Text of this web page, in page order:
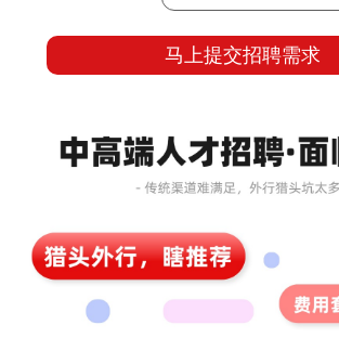
马上提交招聘需求